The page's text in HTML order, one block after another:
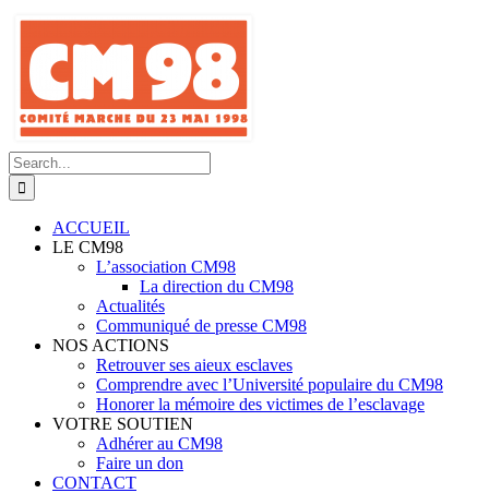
Skip
content
Search
for:
ACCUEIL
LE CM98
L’association CM98
La direction du CM98
Actualités
Communiqué de presse CM98
NOS ACTIONS
Retrouver ses aieux esclaves
Comprendre avec l’Université populaire du CM98
Honorer la mémoire des victimes de l’esclavage
VOTRE SOUTIEN
Adhérer au CM98
Faire un don
CONTACT